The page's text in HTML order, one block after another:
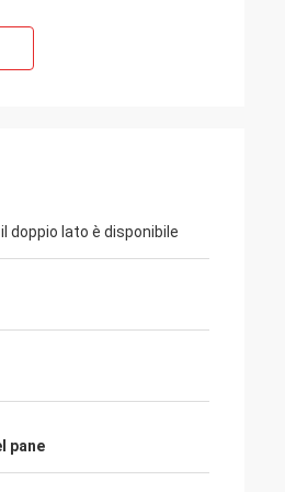
il doppio lato è disponibile
pane